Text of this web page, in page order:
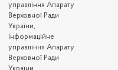
управління Апарату
Верховної Ради
України,
Інформаційне
управління Апарату
Верховної Ради
України